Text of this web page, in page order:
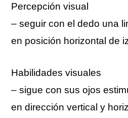
Percepción visual
– seguir con el dedo una
en posición horizontal de
Habilidades visuales
– sigue con sus ojos
en dirección vertical y